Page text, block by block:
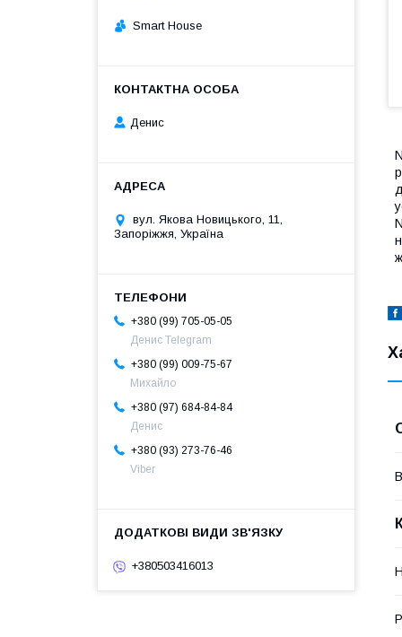
Smart House
Денис
вул. Якова Новицького, 11,
Запоріжжя, Україна
+380 (99) 705-05-05
Денис Telegram
+380 (99) 009-75-67
Михайло
+380 (97) 684-84-84
Денис
+380 (93) 273-76-46
Viber
+380503416013